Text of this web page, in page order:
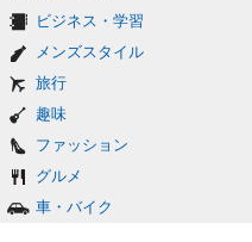
ビジネス・学習
メンズスタイル
旅行
趣味
ファッション
グルメ
車・バイク